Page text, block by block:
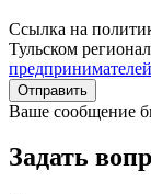
Ссылка на
Тульском
предпринимателей
Отправить
Ваше сообщение
Задать